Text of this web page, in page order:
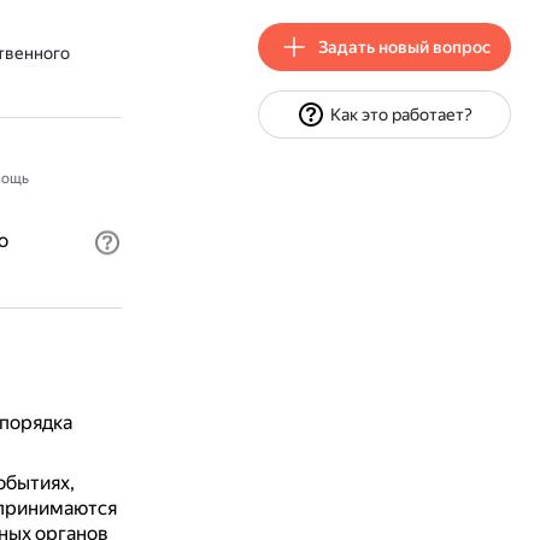
органов
Задать новый вопрос
Как это работает?